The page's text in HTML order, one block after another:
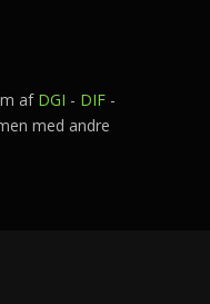
af DGI - DIF -
med andre